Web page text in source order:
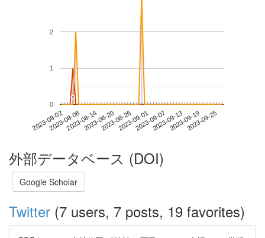
2023-08-022023-08-082023-08-142023-08-202023-08-262023-09-012023-09-072023-09-132023-09-192023-09-25
0
1
2
*
*
外部データベース (DOI)
Google Scholar
Twitter (7 users, 7 posts, 19 favorites)